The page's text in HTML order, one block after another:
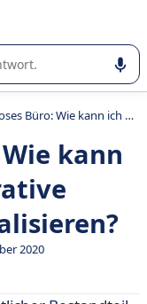
oder Auswahl
Papierloses Büro: Wie kann ich administrative Dokumente digitalisieren?
kann
2020